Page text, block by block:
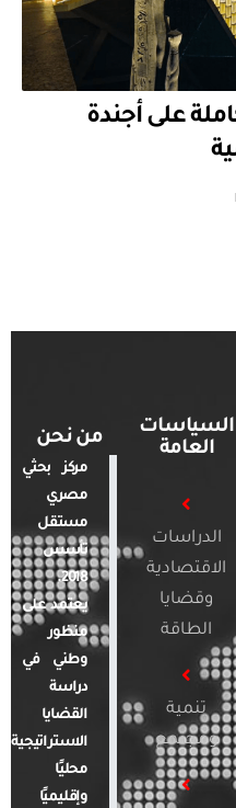
على أجندة
السياسات
العامة
الدراسات
الاقتصادية
وقضايا
الطاقة
تنمية
ومجتمع
من نحن
مركز بحثي
مصري
مستقل
تأسس
2018.
يعتمد على
منظور
وطني في
دراسة
القضايا
الاستراتيجية
محليًا
وإقليميًا